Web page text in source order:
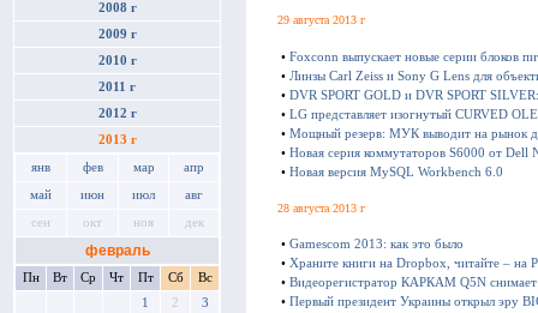
2008 г
2009 г
2010 г
2011 г
2012 г
2013 г
янв фев мар апр
май июн июл авг
сен окт ноя дек
февраль
Пн Вт Ср Чт Пт Сб
Вс
1
2
3
29 августа 2013 г
• Foxconn выпускает новые серии блоков
• Линзы Carl Zeiss и Sony G Lens для
• DVR SPORT GOLD и DVR SPORT
• LG представляет изогнутый CURVED
• Мощный резерв: МУК выводит на рынок
• Новая серия коммутаторов S6000 от Dell
• Новая версия MySQL Workbench 6.0
28 августа 2013 г
• Gamescom 2013: как это было
• Храните книги на Dropbox, читайте – на
• Видеорегистратор КАРКАМ Q5N снимает
• Первый президент Украины открыл эру